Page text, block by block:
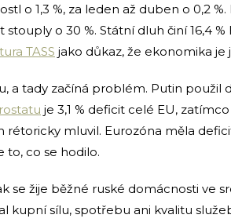
o 1,3 %, za leden až duben o 0,2
stouply o 30 %. Státní dluh činí 16,4
TASS jako důkaz, že ekonomika je
a tady začíná problém. Putin použil
je 3,1 % deficit celé EU,
mluvil. Eurozóna měla
to, co se hodilo.
se žije běžné ruské domácnosti ve
kupní sílu, spotřebu ani kvalitu